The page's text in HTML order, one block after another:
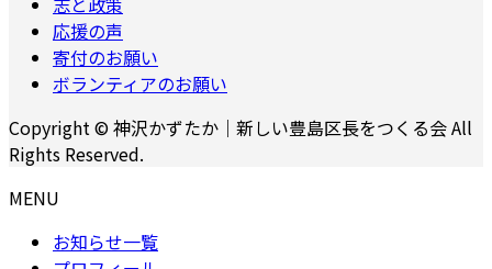
応援の声
寄付のお願い
ボランティアのお願い
Copyright © 神沢かずたか｜新しい豊島区長をつくる会 All
Rights Reserved.
MENU
お知らせ一覧